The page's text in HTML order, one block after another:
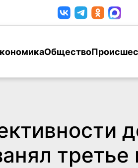
Общество
третье